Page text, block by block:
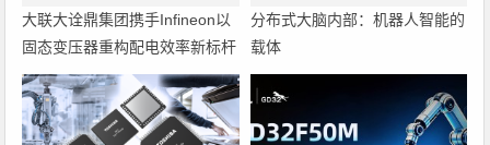
大联大诠鼎集团携手Infineon以
固态变压器重构配电效率新标杆
分布式大脑内部：机器人智能的
载体